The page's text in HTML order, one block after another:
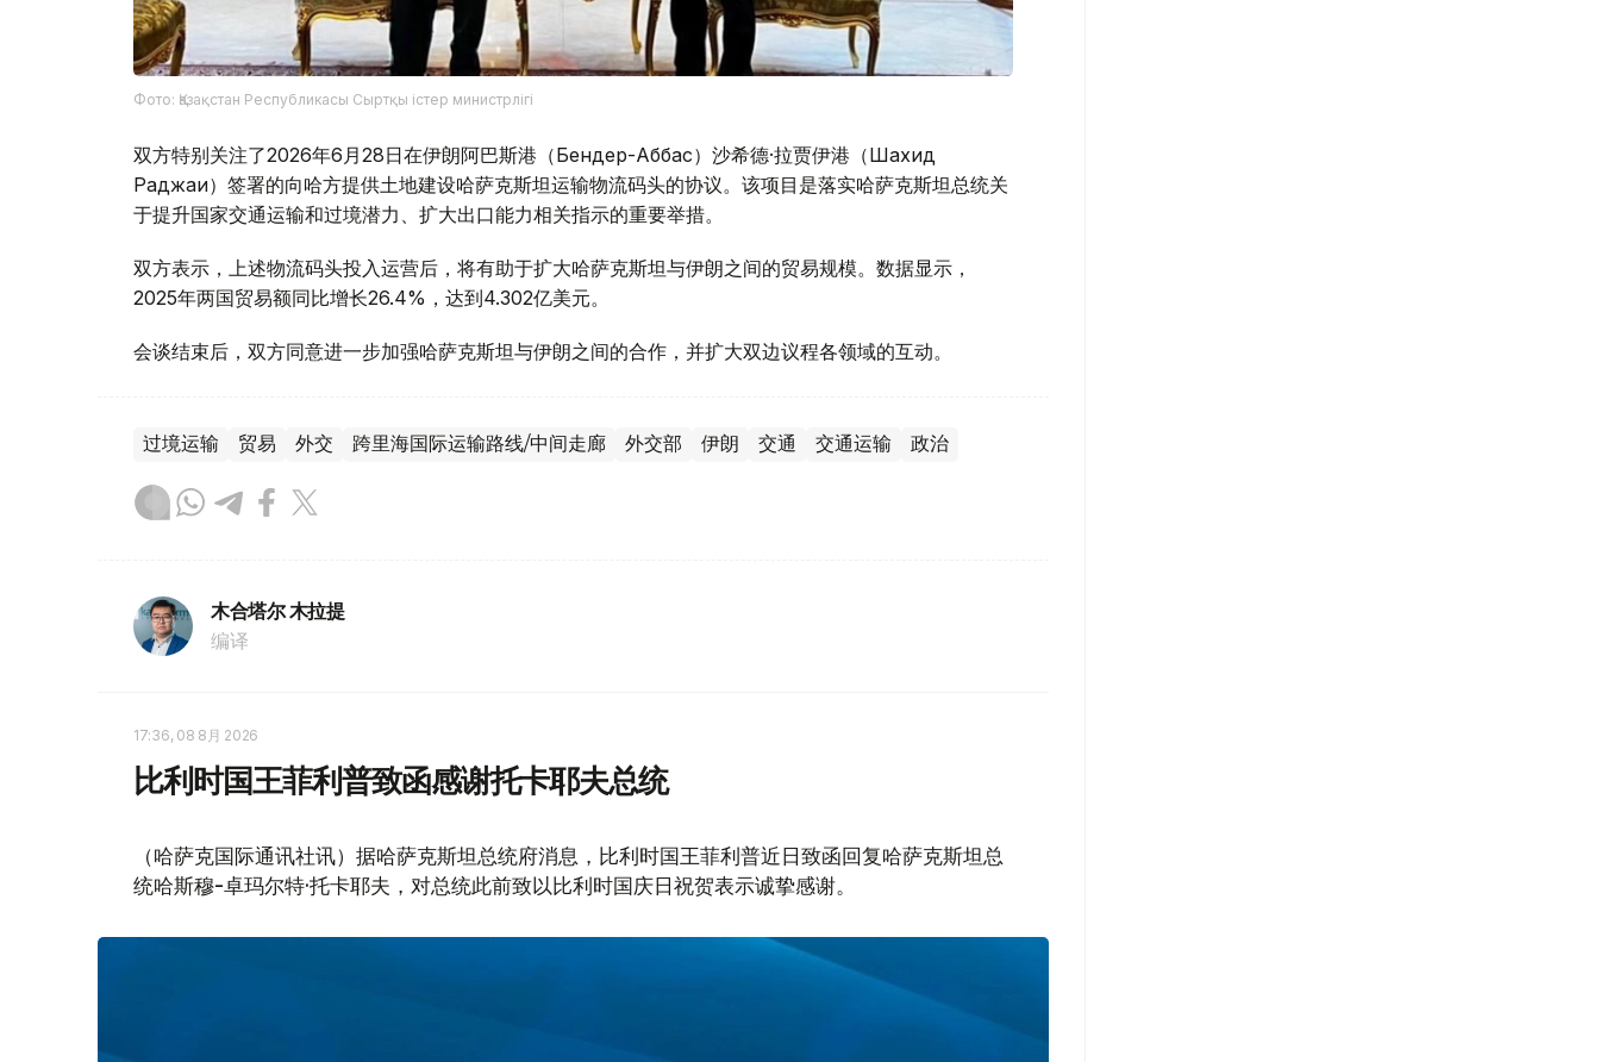
Фото: Қазақстан Республикасы Сыртқы істер министрлігі
双方特别关注了2026年6月28日在伊朗阿巴斯港（Бендер-Аббас）沙希德·拉贾伊港（Шахид
Раджаи）签署的向哈方提供土地建设哈萨克斯坦运输物流码头的协议。该项目是落实哈萨克斯坦总统关
于提升国家交通运输和过境潜力、扩大出口能力相关指示的重要举措。
双方表示，上述物流码头投入运营后，将有助于扩大哈萨克斯坦与伊朗之间的贸易规模。数据显示，
2025年两国贸易额同比增长26.4%，达到4.302亿美元。
会谈结束后，双方同意进一步加强哈萨克斯坦与伊朗之间的合作，并扩大双边议程各领域的互动。
过境运输 贸易 外交 跨里海国际运输路线/中间走廊 外交部 伊朗 交通 交通运输 政治
木合塔尔 木拉提
编译
17:36, 08 8月 2026
比利时国王菲利普致函感谢托卡耶夫总统
（哈萨克国际通讯社讯）据哈萨克斯坦总统府消息，比利时国王菲利普近日致函回复哈萨克斯坦总
统哈斯穆-卓玛尔特·托卡耶夫，对总统此前致以比利时国庆日祝贺表示诚挚感谢。